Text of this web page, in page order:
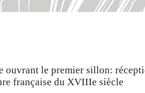
ouvrant le premier sillon:
française du XVIIIe siècle